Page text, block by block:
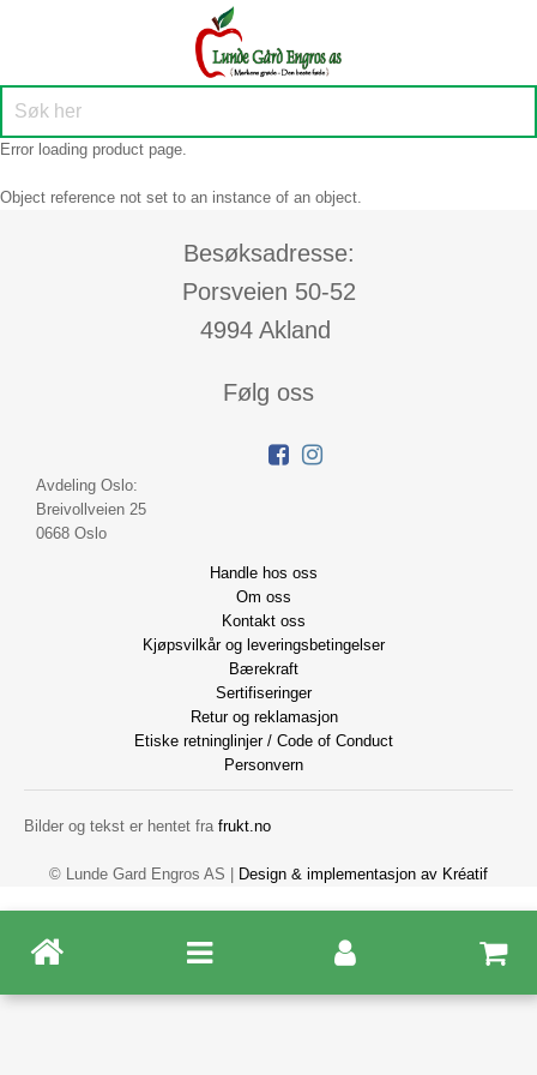
Error loading product page.
Object reference not set to an instance of an object.
Besøksadresse:
Porsveien 50-52
4994 Akland
Følg oss
Avdeling Oslo:
Breivollveien 25
0668 Oslo
Handle hos oss
Om oss
Kontakt oss
Kjøpsvilkår og leveringsbetingelser
Bærekraft
Sertifiseringer
Retur og reklamasjon
Etiske retninglinjer / Code of Conduct
Personvern
Bilder og tekst er hentet fra frukt.no
© Lunde Gard Engros AS | Design & implementasjon av Kréatif